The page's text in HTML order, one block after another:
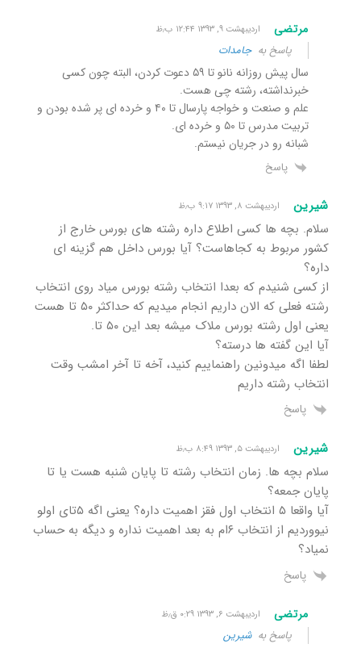
مرتضی اردیبهشت ۹, ۱۳۹۳ ۱۲:۴۴ ب٫ظ
پاسخ بهجامدات
سال پیش روزانه نانو تا ۵۹ دعوت کردن، البته چون کسی
خبرنداشته، رشته چی هست.
علم و صنعت و خواجه پارسال تا ۴۰ و خرده ای پر شده بودن و
تربیت مدرس تا ۵۰ و خرده ای.
شبانه رو در جریان نیستم.
پاسخ
شیرین اردیبهشت ۸, ۱۳۹۳ ۹:۱۷ ب٫ظ
سلام. بچه ها کسی اطلاع داره رشته های بورس خارج از
کشور مربوط به کجاهاست؟ آیا بورس داخل هم گزینه ای
داره؟
از کسی شنیدم که بعدا انتخاب رشته بورس میاد روی انتخاب
رشته فعلی که الان داریم انجام میدیم که حداکثر ۵۰ تا هست
یعنی اول رشته بورس ملاک میشه بعد این ۵۰ تا.
آیا این گفته ها درسته؟
لطفا اگه میدونین راهنماییم کنید، آخه تا آخر امشب وقت
انتخاب رشته داریم
پاسخ
شیرین اردیبهشت ۵, ۱۳۹۳ ۸:۴۹ ب٫ظ
سلام بچه ها. زمان انتخاب رشته تا پایان شنبه هست یا تا
پایان جمعه؟
آیا واقعا ۵ انتخاب اول فقز اهمیت داره؟ یعنی اگه ۵تای اولو
نیووردیم از انتخاب ۶ام به بعد اهمیت نداره و دیگه به حساب
نمیاد؟
پاسخ
مرتضی اردیبهشت ۶, ۱۳۹۳ ۰:۲۹ ق٫ظ
پاسخ بهشیرین